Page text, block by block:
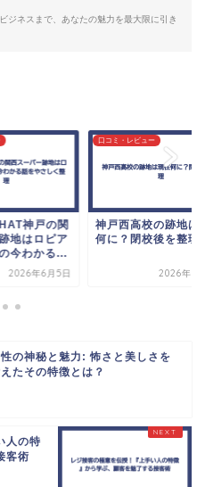
ジネスまで、あなたの魅力を最大限に引き
神戸の関
地はロピア
今わかる...
2026年6月5日
口コミ・レビュー
神戸西高校の跡地は
何に？閉校後を整理
2026年6
性の神秘と魅力: 怖さと美しさを
たその特徴とは？
人の特
客術